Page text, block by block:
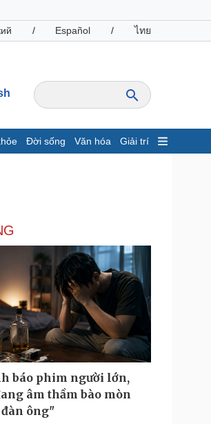
/ Español / ไทย
Đời sống Văn hóa Giải trí
Giá cà phê
Công nghệ
Sành điệu
Tin Công nghệ
Trải nghiệm
Chuyển đổi số
Podcast
Đọc truyện đêm khuya
báo phim người lớn,
âm thầm bào mòn
ông"